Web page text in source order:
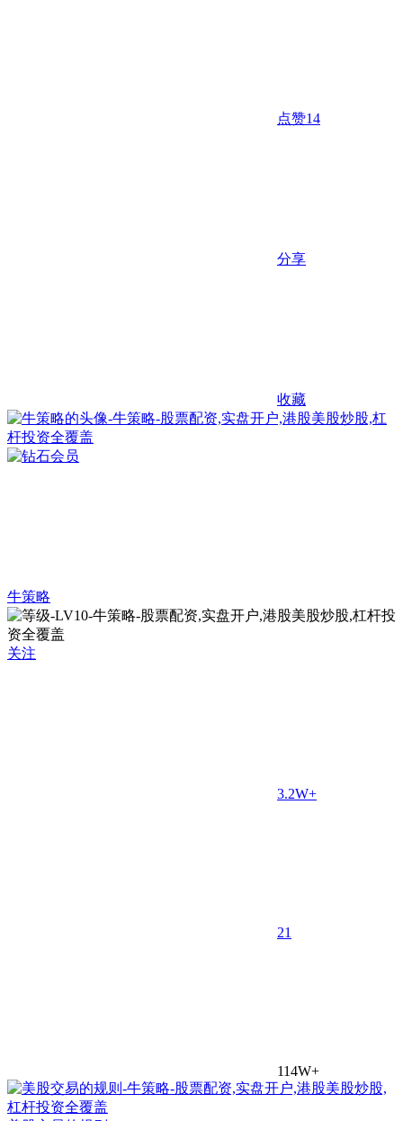
点赞14
分享
收藏
牛策略
关注
3.2W+
21
114W+